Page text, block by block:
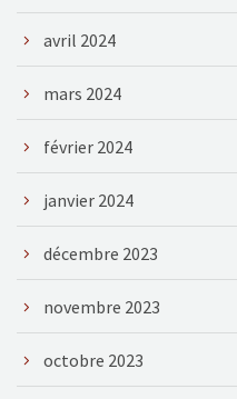
avril 2024
mars 2024
février 2024
janvier 2024
décembre 2023
novembre 2023
octobre 2023